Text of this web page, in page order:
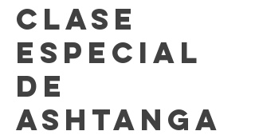
Clase
especial
de
Ashtanga